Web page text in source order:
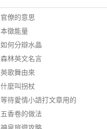
官僚的意思
本徵能量
如何分辯水晶
森林英文名言
英歌舞由來
什麼叫拐杖
等待愛情小語打文章用的
五香卷的做法